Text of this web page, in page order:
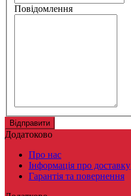
Повідомлення
Додатоково
Про нас
Інформація про доставку
Гарантія та повернення